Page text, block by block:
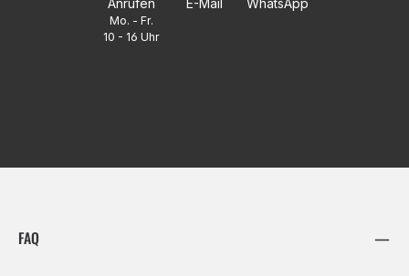
Anrufen
Mo. - Fr.
10 - 16 Uhr
E-Mail WhatsApp
FAQ